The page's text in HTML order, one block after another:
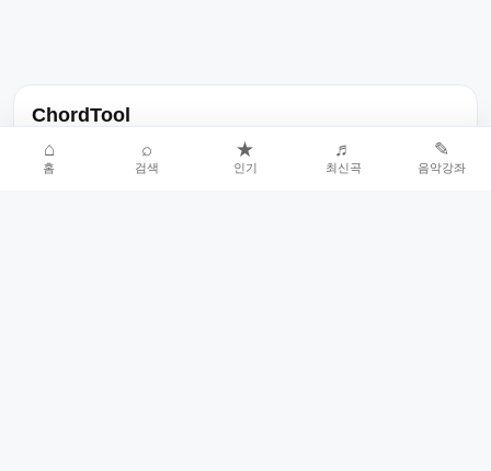
ChordTool
노래 가사, 곡 정보, 코드, 악보를 한곳에서 찾을 수 있는 음악 정보
서비스입니다.
⌂
홈
⌕
검색
★
인기
♬
최신곡
✎
음악강좌